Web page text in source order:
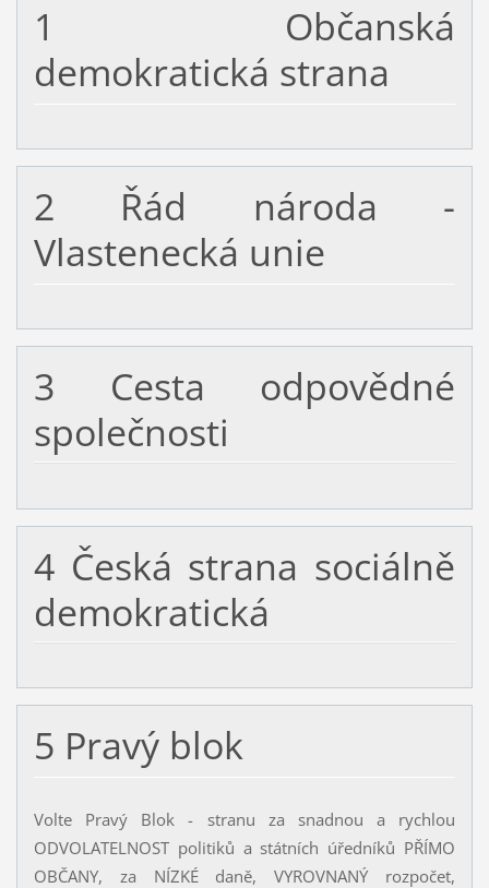
1 Občanská
demokratická strana
2 Řád národa -
Vlastenecká unie
3 Cesta odpovědné
společnosti
4 Česká strana sociálně
demokratická
5 Pravý blok
Volte Pravý Blok - stranu za snadnou a rychlou
ODVOLATELNOST politiků a státních úředníků PŘÍMO
OBČANY, za NÍZKÉ daně, VYROVNANÝ rozpočet,